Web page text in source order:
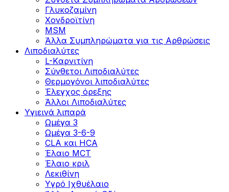
Γλυκοζαμίνη
Χονδροϊτίνη
MSM
Άλλα Συμπληρώματα για τις Αρθρώσεις
Λιποδιαλύτες
L-Kαρνιτίνη
Σύνθετοι Λιποδιαλύτες
Θερμογόνοι λιποδιαλύτες
Έλεγχος όρεξης
Άλλοι Λιποδιαλύτες
Υγιεινά λιπαρά
Ωμέγα 3
Ωμέγα 3-6-9
CLA και HCA
Έλαιο MCT
Έλαιο κριλ
Λεκιθίνη
Υγρό Ιχθυέλαιο